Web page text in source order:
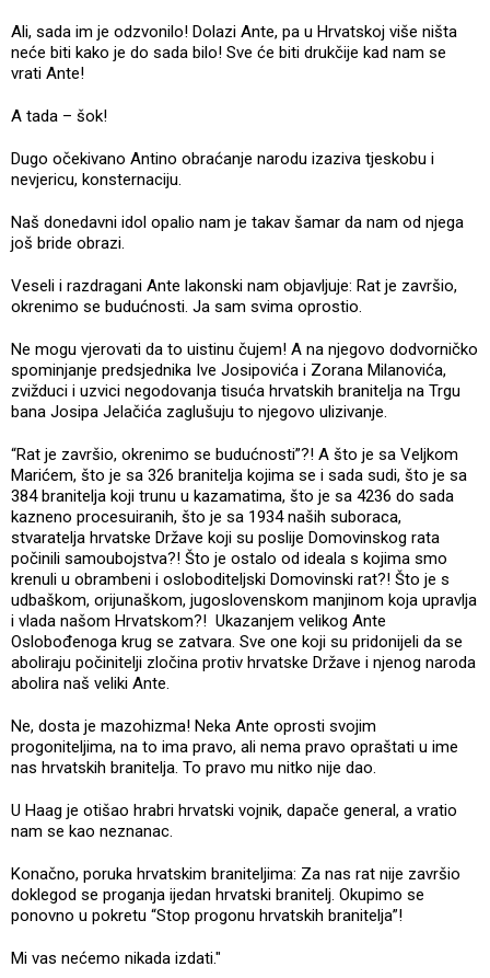
Ali, sada im je odzvonilo! Dolazi Ante, pa u Hrvatskoj više ništa
neće biti kako je do sada bilo! Sve će biti drukčije kad nam se
vrati Ante!
A tada – šok!
Dugo očekivano Antino obraćanje narodu izaziva tjeskobu i
nevjericu, konsternaciju.
Naš donedavni idol opalio nam je takav šamar da nam od njega
još bride obrazi.
Veseli i razdragani Ante lakonski nam objavljuje: Rat je završio,
okrenimo se budućnosti. Ja sam svima oprostio.
Ne mogu vjerovati da to uistinu čujem! A na njegovo dodvorničko
spominjanje predsjednika Ive Josipovića i Zorana Milanovića,
zvižduci i uzvici negodovanja tisuća hrvatskih branitelja na Trgu
bana Josipa Jelačića zaglušuju to njegovo ulizivanje.
“Rat je završio, okrenimo se budućnosti”?! A što je sa Veljkom
Marićem, što je sa 326 branitelja kojima se i sada sudi, što je sa
384 branitelja koji trunu u kazamatima, što je sa 4236 do sada
kazneno procesuiranih, što je sa 1934 naših suboraca,
stvaratelja hrvatske Države koji su poslije Domovinskog rata
počinili samoubojstva?! Što je ostalo od ideala s kojima smo
krenuli u obrambeni i osloboditeljski Domovinski rat?! Što je s
udbaškom, orijunaškom, jugoslovenskom manjinom koja upravlja
i vlada našom Hrvatskom?! Ukazanjem velikog Ante
Oslobođenoga krug se zatvara. Sve one koji su pridonijeli da se
aboliraju počinitelji zločina protiv hrvatske Države i njenog naroda
abolira naš veliki Ante.
Ne, dosta je mazohizma! Neka Ante oprosti svojim
progoniteljima, na to ima pravo, ali nema pravo opraštati u ime
nas hrvatskih branitelja. To pravo mu nitko nije dao.
U Haag je otišao hrabri hrvatski vojnik, dapače general, a vratio
nam se kao neznanac.
Konačno, poruka hrvatskim braniteljima: Za nas rat nije završio
doklegod se proganja ijedan hrvatski branitelj. Okupimo se
ponovno u pokretu “Stop progonu hrvatskih branitelja”!
Mi vas nećemo nikada izdati."